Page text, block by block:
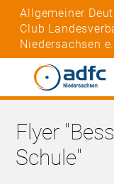
Allgemeiner
Club
Niedersachsen
Flyer
Schule"